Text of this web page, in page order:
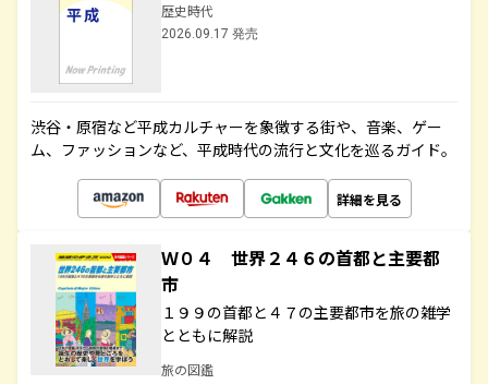
歴史時代
2026.09.17 発売
渋谷・原宿など平成カルチャーを象徴する街や、音楽、ゲー
ム、ファッションなど、平成時代の流行と文化を巡るガイド。
詳細を見る
Ｗ０４ 世界２４６の首都と主要都
市
１９９の首都と４７の主要都市を旅の雑学
とともに解説
旅の図鑑